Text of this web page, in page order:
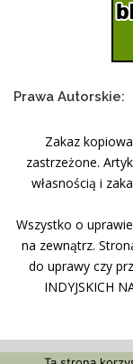
Prawa Autorskie:
Zakaz
zastrzeżone.
własnością i
Wszystko o
na zewnątrz.
do uprawy czy
INDYJSKICH